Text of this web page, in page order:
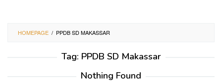
HOMEPAGE / PPDB SD MAKASSAR
Tag: PPDB SD Makassar
Nothing Found